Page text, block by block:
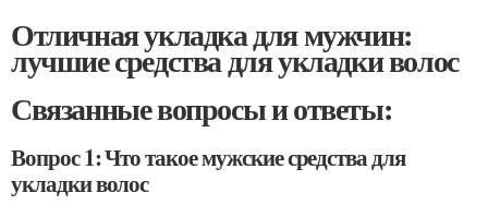
Отличная укладка для мужчин:
лучшие средства для укладки волос
Связанные вопросы и ответы:
Вопрос 1: Что такое мужские средства для
укладки волос